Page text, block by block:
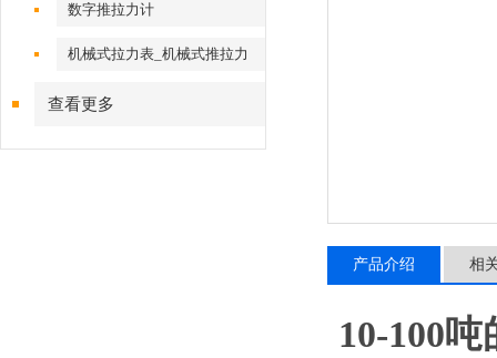
数字推拉力计
机械式拉力表_机械式推拉力
查看更多
产品介绍 相
10-100